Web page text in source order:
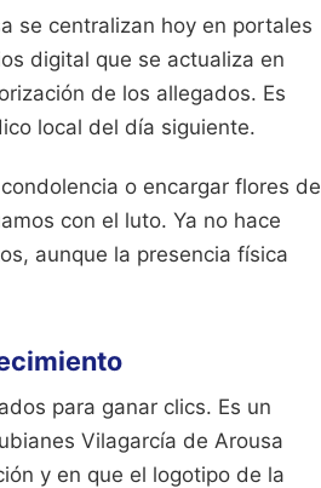
se centralizan hoy en portales
digital que se actualiza en
de los allegados. Es
local del día siguiente.
o encargar flores de
con el luto. Ya no hace
aunque la presencia física
para ganar clics. Es un
Vilagarcía de Arousa
y en que el logotipo de la